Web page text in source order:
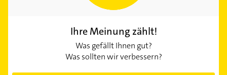
Ihre Meinung zählt!
Was gefällt Ihnen gut?
Was sollten wir verbessern?